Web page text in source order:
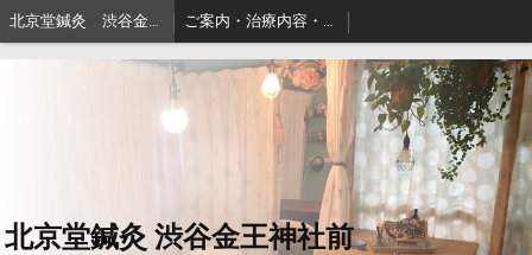
北京堂鍼灸 渋谷金王神社前 ご案内・治療内容・料金・アクセス
北京堂鍼灸 渋谷金王神社前